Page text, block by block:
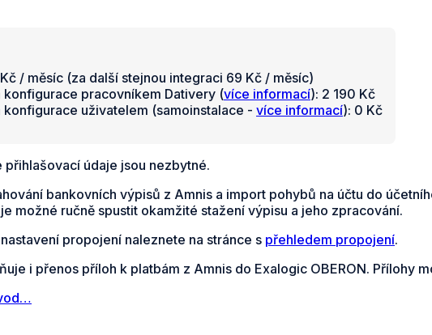
/ měsíc (za další stejnou integraci 69 Kč / měsíc)
konfigurace pracovníkem Dativery (více informací): 2 190 Kč
konfigurace uživatelem (samoinstalace - více informací): 0 Kč
přihlašovací údaje jsou nezbytné.
bankovních výpisů z Amnis a import pohybů na účtu do
možné ručně spustit okamžité stažení výpisu a jeho zpracování.
propojení naleznete na stránce s přehledem propojení.
i přenos příloh k platbám z Amnis do Exalogic OBERON. Přílohy